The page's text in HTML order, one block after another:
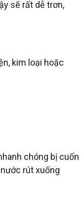
sẽ rất dễ trơn,
kim loại hoặc
chóng bị cuốn
rút xuống